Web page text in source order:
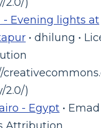
- Evening lights at
• dhilung •
2.0/)
- Egypt •